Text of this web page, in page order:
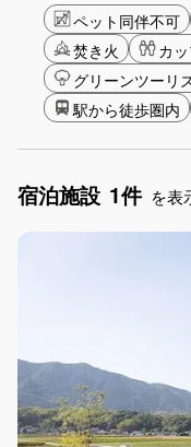
ペット同伴不可
焚き火
カ
グリーンツーリ
駅から徒歩圏内
宿泊施設 1件 を表